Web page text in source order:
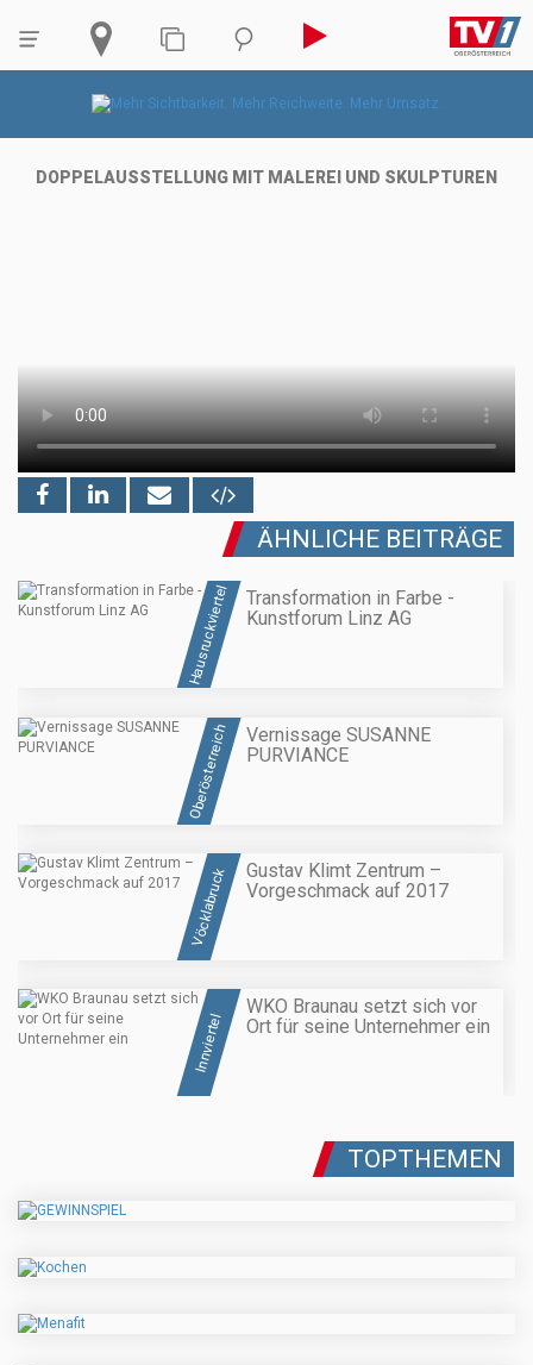
DOPPELAUSSTELLUNG MIT MALEREI UND SKULPTUREN
ÄHNLICHE BEITRÄGE
Hausruckviertel
Transformation in Farbe -
Kunstforum Linz AG
Oberösterreich
Vernissage SUSANNE
PURVIANCE
Vöcklabruck
Gustav Klimt Zentrum –
Vorgeschmack auf 2017
Innviertel
WKO Braunau setzt sich vor
Ort für seine Unternehmer ein
TOPTHEMEN